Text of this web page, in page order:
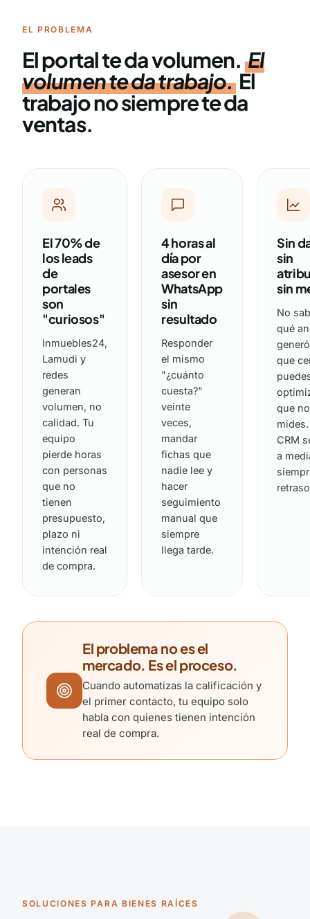
EL PROBLEMA
El portal te da volumen. El
volumen te da trabajo. El
trabajo no siempre te da
ventas.
El 70% de
los leads
de
portales
son
"curiosos"
Inmuebles24,
Lamudi y
redes
generan
volumen, no
calidad. Tu
equipo
pierde horas
con personas
que no
tienen
presupuesto,
plazo ni
intención real
de compra.
4 horas al
día por
asesor en
WhatsApp
sin
resultado
Responder
el mismo
"¿cuánto
cuesta?"
veinte
veces,
mandar
fichas que
nadie lee y
hacer
seguimiento
manual que
siempre
llega tarde.
Sin
sin
sin
No
qué
que
que no
CRM
a
El problema no es el
mercado. Es el proceso.
Cuando automatizas la calificación y
el primer contacto, tu equipo solo
habla con quienes tienen intención
real de compra.
SOLUCIONES PARA BIENES RAÍCES